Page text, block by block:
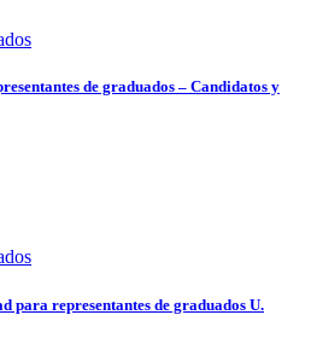
de graduados – Candidatos y
para representantes de graduados U.